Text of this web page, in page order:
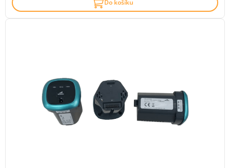
Do košíku